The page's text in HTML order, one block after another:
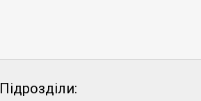
Підрозділи: